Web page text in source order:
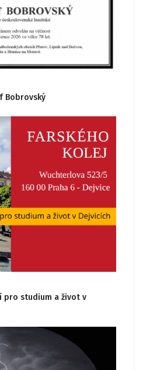
Bobrovský
pro studium a život v